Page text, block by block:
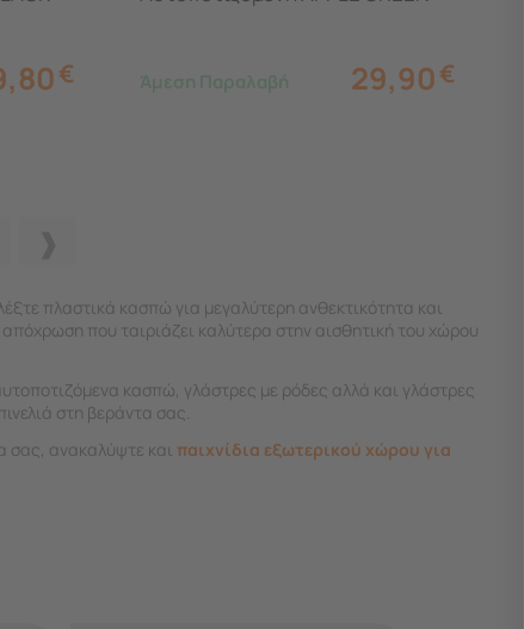
€ Άμεση Παραλαβή 29,90€
πλαστικά κασπώ για μεγαλύτερη ανθεκτικότητα και
που ταιριάζει καλύτερα στην αισθητική του χώρου
κασπώ, γλάστρες με ρόδες αλλά και γλάστρες
στη βεράντα σας.
σας, ανακαλύψτε και παιχνίδια εξωτερικού χώρου για